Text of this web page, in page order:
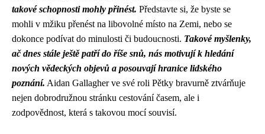
takové schopnosti mohly přinést. Představte si, že byste se
mohli v mžiku přenést na libovolné místo na Zemi, nebo se
dokonce podívat do minulosti či budoucnosti. Takové myšlenky,
ač dnes stále ještě patří do říše snů, nás motivují k hledání
nových vědeckých objevů a posouvají hranice lidského
poznání. Aidan Gallagher ve své roli Pětky bravurně ztvárňuje
nejen dobrodružnou stránku cestování časem, ale i
zodpovědnost, která s takovou mocí souvisí.